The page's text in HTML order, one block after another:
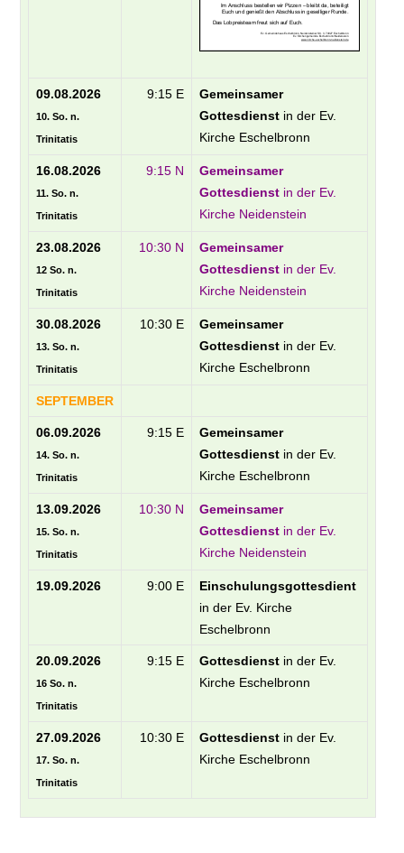
09.08.2026
10. So. n.
Trinitatis
9:15 E
Gemeinsamer
Gottesdienst in der Ev.
Kirche Eschelbronn
16.08.2026
11. So. n.
Trinitatis
9:15 N
Gemeinsamer
Gottesdienst in der Ev.
Kirche Neidenstein
23.08.2026
12 So. n.
Trinitatis
10:30 N
Gemeinsamer
Gottesdienst in der Ev.
Kirche Neidenstein
30.08.2026
13. So. n.
Trinitatis
10:30 E
Gemeinsamer
Gottesdienst in der Ev.
Kirche Eschelbronn
SEPTEMBER
06.09.2026
14. So. n.
Trinitatis
9:15 E
Gemeinsamer
Gottesdienst in der Ev.
Kirche Eschelbronn
13.09.2026
15. So. n.
Trinitatis
10:30 N
Gemeinsamer
Gottesdienst in der Ev.
Kirche Neidenstein
19.09.2026 9:00 E
Einschulungsgottesdient
in der Ev. Kirche
Eschelbronn
20.09.2026
16 So. n.
Trinitatis
9:15 E Gottesdienst in der Ev.
Kirche Eschelbronn
27.09.2026
17. So. n.
Trinitatis
10:30 E Gottesdienst in der Ev.
Kirche Eschelbronn